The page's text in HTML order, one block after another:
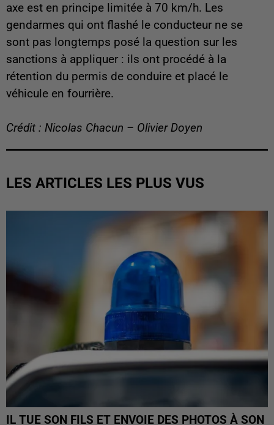
axe est en principe limitée à 70 km/h. Les
gendarmes qui ont flashé le conducteur ne se
sont pas longtemps posé la question sur les
sanctions à appliquer : ils ont procédé à la
rétention du permis de conduire et placé le
véhicule en fourrière.
Crédit : Nicolas Chacun – Olivier Doyen
LES ARTICLES LES PLUS VUS
IL TUE SON FILS ET ENVOIE DES PHOTOS À SON